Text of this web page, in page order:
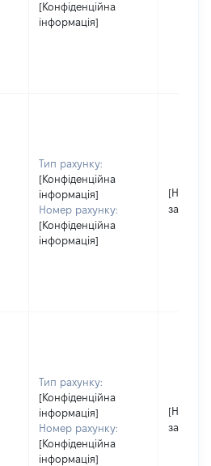
[Конфіденційна
інформація]
Тип рахунку:
[Конфіденційна
інформація]
Номер рахунку:
[Конфіденційна
інформація]
[Не
Тип рахунку:
[Конфіденційна
інформація]
Номер рахунку:
[Конфіденційна
інформація]
[Не